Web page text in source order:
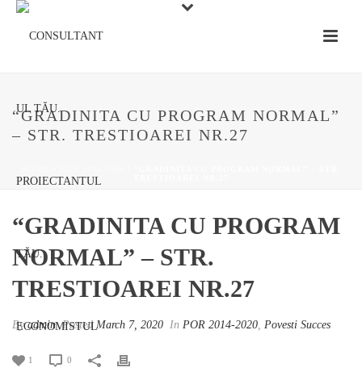
“GRADINITA CU PROGRAM NORMAL”
– STR. TRESTIOAREI NR.27
“GRADINITA CU PROGRAM
NORMAL” – STR.
TRESTIOAREI NR.27
Byadmin PostedMarch 7, 2020 In POR 2014-2020, Povesti Succes
1 0